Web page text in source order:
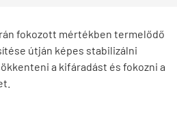
fokozott mértékben termelődő
útján képes stabilizálni
a kifáradást és fokozni a